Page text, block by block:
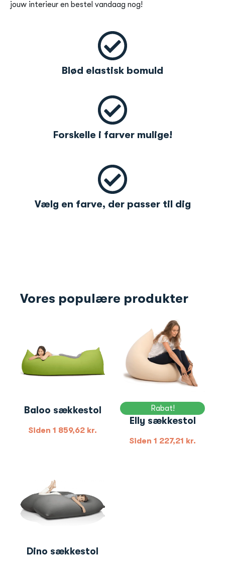
jouw interieur en bestel vandaag nog!
Blød elastisk bomuld
Forskelle i farver mulige!
Vælg en farve, der passer til dig
Vores populære produkter
Baloo sækkestol
Siden 1 859,62 kr.
Rabat!
Elly sækkestol
Siden 1 227,21 kr.
Dino sækkestol